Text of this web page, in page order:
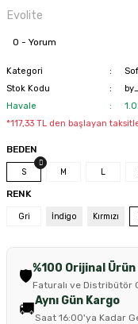
Evolite
0 - Yorum
Kategori
Stok Kodu
Havale
*117,33 TL den başlayan
BEDEN
S M L
RENK
Gri İndigo Kırmızı
🛡️%100 Orijinal Ürün
Faturalı ve Distribütör
🚚Aynı Gün Kargo
Saat 16:00'ya Kadar